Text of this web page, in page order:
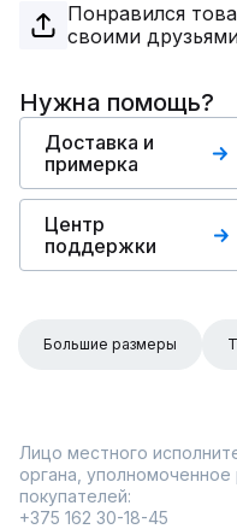
Понравился
своими
Нужна помощь?
Доставка и
примерка
Центр
поддержки
Большие размеры
Лицо местного
органа,
покупателей:
+375 162 30-18-45